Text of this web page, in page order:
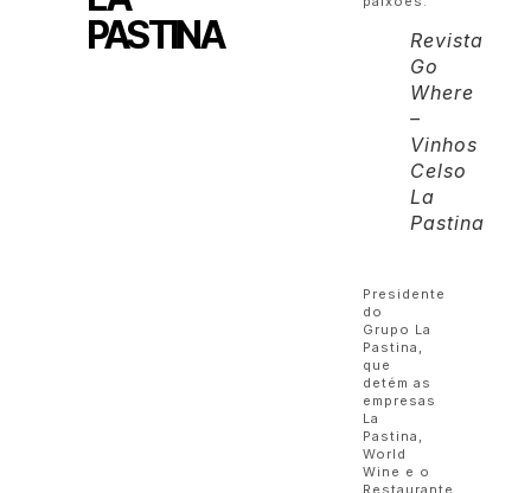
PASTINA
Revista
Go
Where
–
Vinhos
Celso
La
Pastina
Presidente
do
Grupo La
Pastina,
que
detém as
empresas
La
Pastina,
World
Wine e o